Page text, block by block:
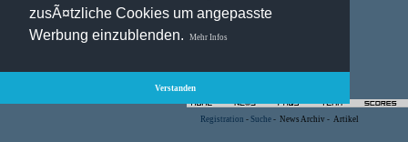
zusÃ¤tzliche Cookies um angepasste
Werbung einzublenden.
Mehr Infos
Verstanden
Registration - Suche - News Archiv - Artikel